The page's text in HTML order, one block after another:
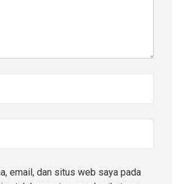
email, dan situs web saya pada